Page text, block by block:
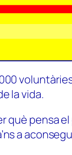
la vida.
què pensa
a